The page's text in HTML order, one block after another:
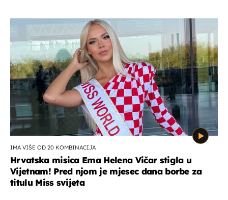
IMA VIŠE OD 20 KOMBINACIJA
Hrvatska misica Ema Helena Vičar stigla u
Vijetnam! Pred njom je mjesec dana borbe za
titulu Miss svijeta